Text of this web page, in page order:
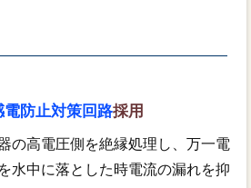
電防止対策回路採用
の高電圧側を絶縁処理し、万一電
水中に落とした時電流の漏れを抑